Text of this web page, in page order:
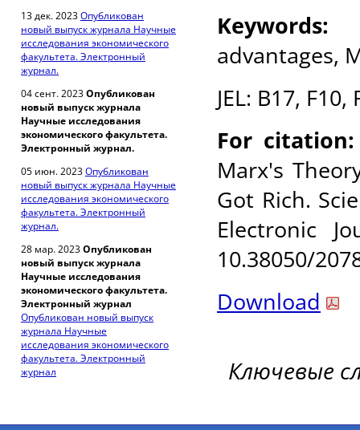
13 дек. 2023Опубликован
новый выпуск журнала Научные
исследования экономического
факультета. Электронный
журнал.
04 сент. 2023Опубликован
новый выпуск журнала
Научные исследования
экономического факультета.
Электронный журнал.
05 июн. 2023Опубликован
новый выпуск журнала Научные
исследования экономического
факультета. Электронный
журнал.
28 мар. 2023Опубликован
новый выпуск журнала
Научные исследования
экономического факультета.
Электронный журнал
Опубликован новый выпуск
журнала Научные
исследования экономического
факультета. Электронный
журнал
Keywords:
advantages,
JEL: B17, F10,
For citation:
Marx's
Got Rich.
Electronic
10.38050/
Download
Ключевые